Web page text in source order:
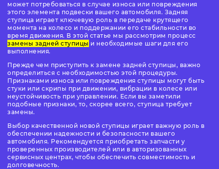
может потребоваться в случае износа или повреждения
этого элемента подвески вашего автомобиля. Задняя
ступица играет ключевую роль в передаче крутящего
момента на колесо и поддержании его стабильности во
время движения. В этой статье мы рассмотрим процесс
замены задней ступицы и необходимые шаги для его
выполнения.
Прежде чем приступить к замене задней ступицы, важно
определиться с необходимостью этой процедуры.
Признаками износа или повреждения ступицы могут быть
стуки или скрипы при движении, вибрации в колесе или
неустойчивость при управлении. Если вы заметили
подобные признаки, то, скорее всего, ступица требует
замены.
Выбор качественной новой ступицы играет важную роль в
обеспечении надежности и безопасности вашего
автомобиля. Рекомендуется приобретать запчасти у
проверенных производителей или в авторизованных
сервисных центрах, чтобы обеспечить совместимость и
долговечность.